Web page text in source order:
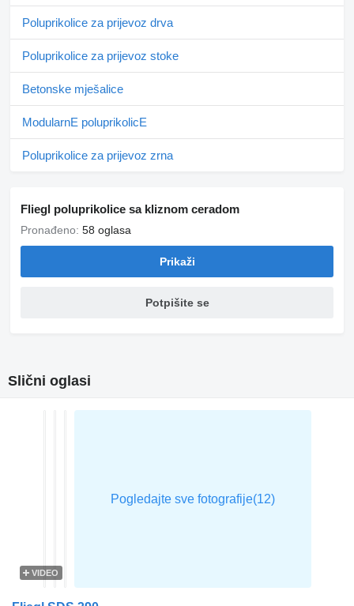
Poluprikolice za prijevoz drva
Poluprikolice za prijevoz stoke
Betonske mješalice
ModularnE poluprikolicE
Poluprikolice za prijevoz zrna
Fliegl poluprikolice sa kliznom ceradom
Pronađeno: 58 oglasa
Prikaži
Potpišite se
Slični oglasi
VIDEO